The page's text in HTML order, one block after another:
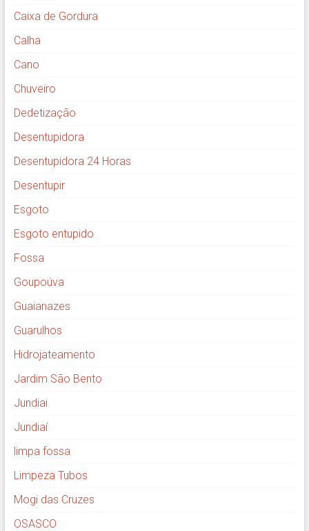
Caixa de Gordura
Calha
Cano
Chuveiro
Dedetização
Desentupidora
Desentupidora 24 Horas
Desentupir
Esgoto
Esgoto entupido
Fossa
Goupoúva
Guaianazes
Guarulhos
Hidrojateamento
Jardim São Bento
Jundiai
Jundiaí
limpa fossa
Limpeza Tubos
Mogi das Cruzes
OSASCO